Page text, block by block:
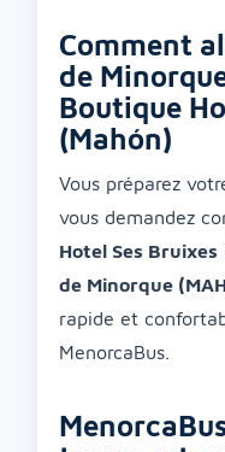
Comment
de
Boutique
(Mahón)
Vous préparez
vous demandez
Hotel Ses Bruixes
de Minorque
rapide et
MenorcaBus.